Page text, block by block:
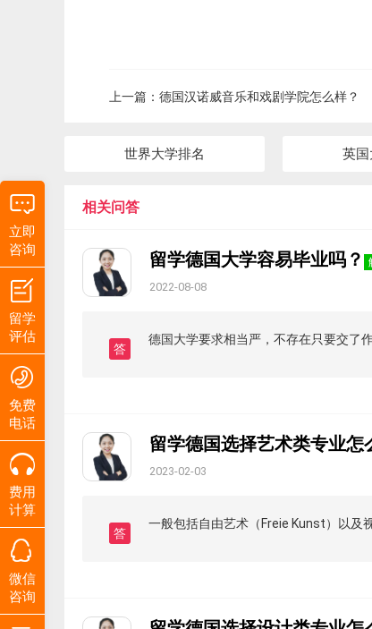
上一篇： 德国汉诺威音乐和戏剧学院怎么样？
世界大学排名 英国
相关问答
留学德国大学容易毕业吗？
2022-08-08
答
德国大学要求相当严，不存在只要交了
留学德国选择艺术类专业怎
2023-02-03
答
一般包括自由艺术（Freie Kunst）以及
立即
咨询
留学
评估
免费
电话
费用
计算
微信
咨询